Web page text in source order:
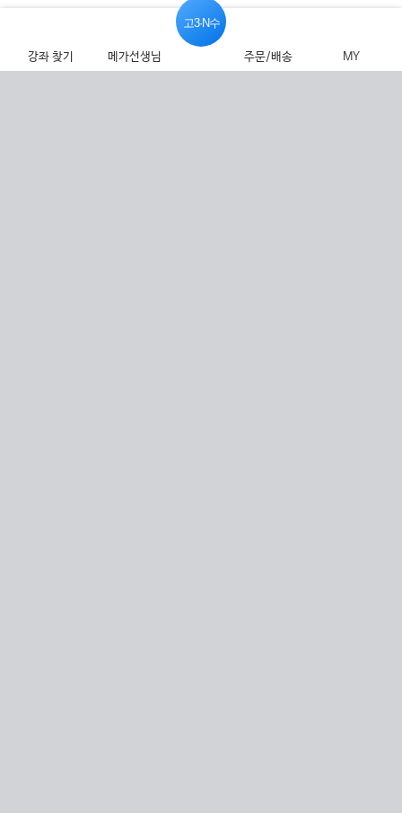
강좌 찾기 메가선생님 주문/배송 MY
고3·N수